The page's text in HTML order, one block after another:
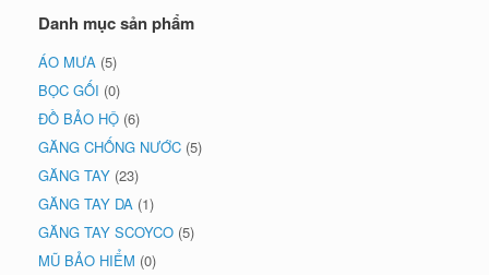
Danh mục sản phẩm
ÁO MƯA (5)
BỌC GỐI (0)
ĐỒ BẢO HỘ (6)
GĂNG CHỐNG NƯỚC (5)
GĂNG TAY (23)
GĂNG TAY DA (1)
GĂNG TAY SCOYCO (5)
MŨ BẢO HIỂM (0)